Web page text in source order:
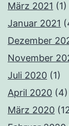
März 2021 (1)
Januar 2021
Dezember
November
Juli 2020 (1)
April 2020 (4)
März 2020